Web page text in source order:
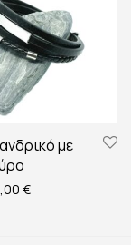
€.
με
price was:
€Η τρέχουσα τιμή